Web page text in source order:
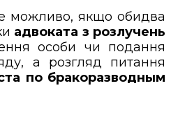
можливо, якщо обидва
адвоката з розлучень
особи чи подання
а розгляд питання
по бракоразводным